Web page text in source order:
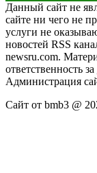
Данный сайт не
сайте ни чего не
услуги не
новостей RSS
newsru.com.
ответственность
Администрация
Сайт от bmb3 @